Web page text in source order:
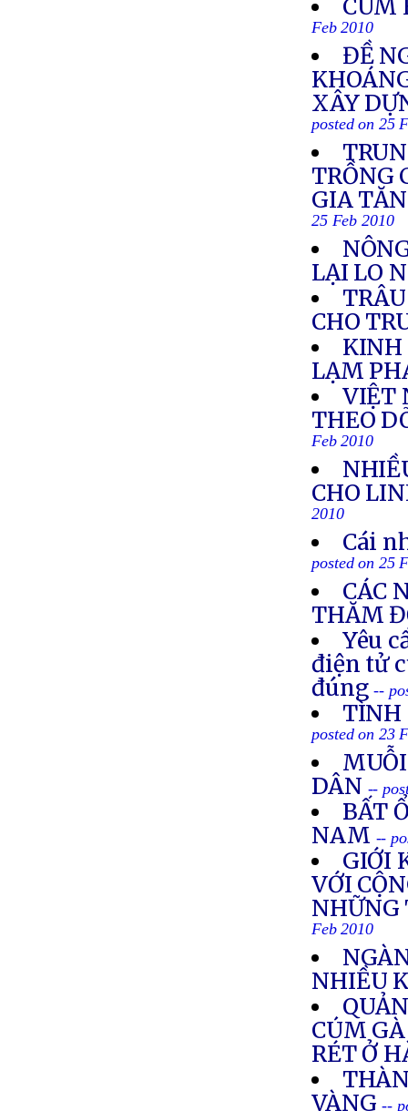
CÚM
Feb 2010
ĐỀ
XÂY
posted on 25
TRỒNG
GIA
25 Feb 2010
LẠI LO
CHO
KINH
LẠM
VIỆT
THEO
Feb 2010
CHO
2010
Cái
posted on 25
CÁC
THĂM
Yêu
điện tử
đúng --
TÌNH
posted on 23
DÂN --
BẤT
NAM --
GIỚI
VỚI
NHỮNG
Feb 2010
NHIỀU
CÚM
RÉT Ở
VÀNG --